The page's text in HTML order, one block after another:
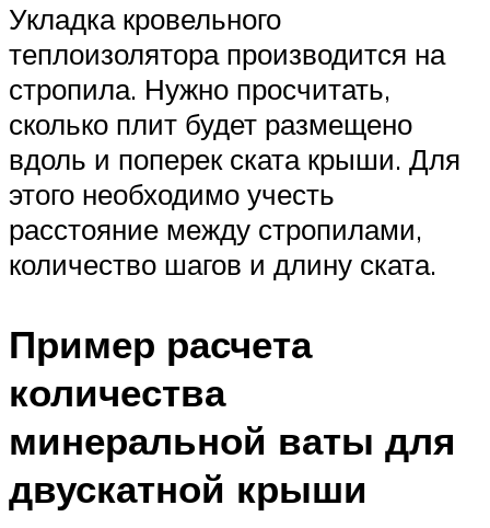
Укладка кровельного
теплоизолятора производится на
стропила. Нужно просчитать,
сколько плит будет размещено
вдоль и поперек ската крыши. Для
этого необходимо учесть
расстояние между стропилами,
количество шагов и длину ската.
Пример расчета
количества
минеральной ваты для
двускатной крыши